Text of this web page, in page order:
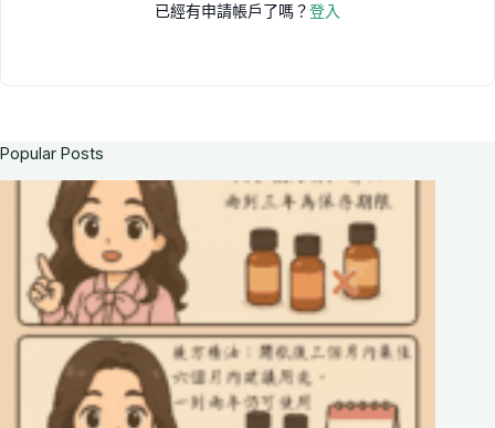
已經有申請帳戶了嗎？登入
Popular Posts